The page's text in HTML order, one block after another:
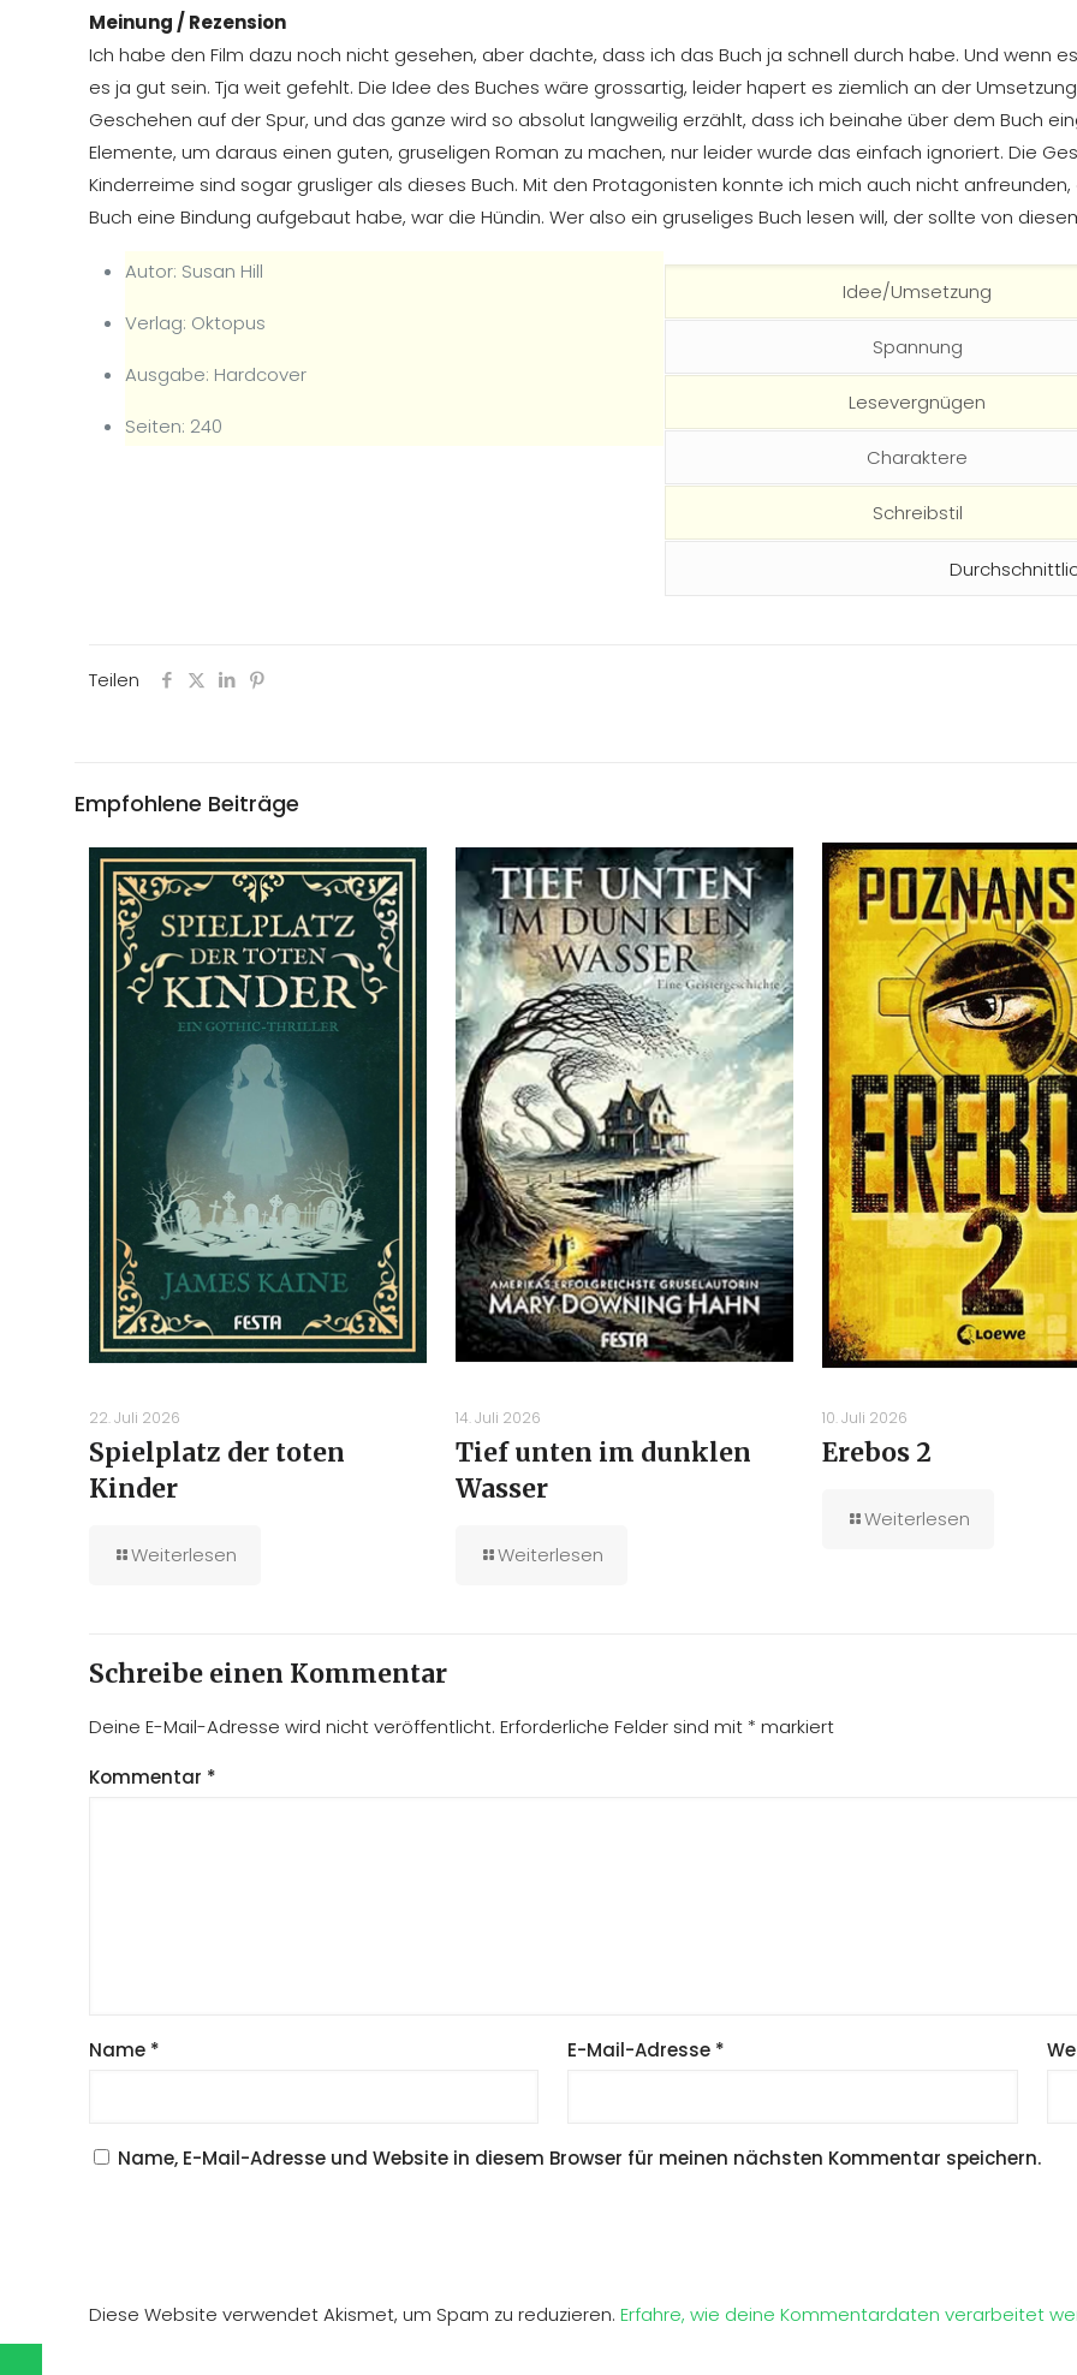
Meinung / Rezension
Ich habe den Film dazu noch nicht gesehen, aber dachte, dass ich das Buch ja schnell durch habe. Und wenn
es ja gut sein. Tja weit gefehlt. Die Idee des Buches wäre grossartig, leider hapert es ziemlich an der
Geschehen auf der Spur, und das ganze wird so absolut langweilig erzählt, dass ich beinahe über dem Buch
Elemente, um daraus einen guten, gruseligen Roman zu machen, nur leider wurde das einfach ignoriert. Die
Kinderreime sind sogar grusliger als dieses Buch. Mit den Protagonisten konnte ich mich auch nicht
Buch eine Bindung aufgebaut habe, war die Hündin. Wer also ein gruseliges Buch lesen will, der sollte von
Autor: Susan Hill
Verlag: Oktopus
Ausgabe: Hardcover
Seiten: 240
Idee/Umsetzung
Spannung
Lesevergnügen
Charaktere
Schreibstil
Teilen
Empfohlene Beiträge
22. Juli 2026
Spielplatz der toten
Kinder
Weiterlesen
14. Juli 2026
Tief unten im dunklen
Wasser
Weiterlesen
10. Juli 2026
Erebos 2
Weiterlesen
Schreibe einen Kommentar
Deine E-Mail-Adresse wird nicht veröffentlicht. Erforderliche Felder sind mit * markiert
Kommentar *
Name * E-Mail-Adresse *
Name, E-Mail-Adresse und Website in diesem Browser für meinen nächsten Kommentar speichern.
Diese Website verwendet Akismet, um Spam zu reduzieren. Erfahre, wie deine Kommentardaten verarbeitet